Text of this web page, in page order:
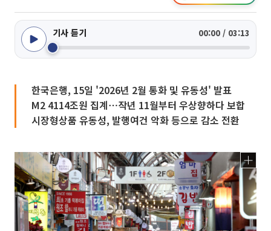
기사 듣기 00:00 / 03:13
한국은행, 15일 '2026년 2월 통화 및 유동성' 발표
M2 4114조원 집계⋯작년 11월부터 우상향하다 보합
시장형상품 유동성, 발행여건 악화 등으로 감소 전환